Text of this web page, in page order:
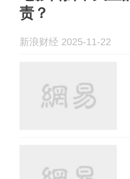
责？
新浪财经 2025-11-22